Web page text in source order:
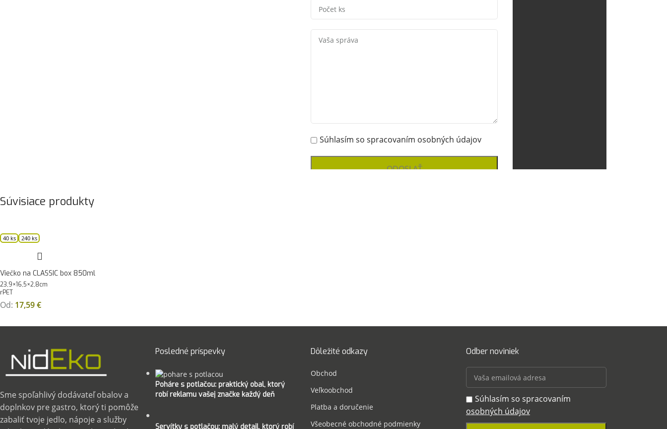
Súhlasím so spracovaním osobných údajov
Súvisiace produkty
40 ks 240 ks
Viečko na CLASSIC box 850ml
23,9×16,5×2,8cm
rPET
Od: 17,59€
Sme spoľahlivý dodávateľ obalov a
doplnkov pre gastro, ktorý ti pomôže
zabaliť tvoje jedlo, nápoje a služby
Posledné príspevky
Poháre s potlačou: praktický obal, ktorý
robí reklamu vašej značke každý deň
Servítky s potlačou: malý detail, ktorý robí
Dôležité odkazy
Obchod
Veľkoobchod
Platba a doručenie
Všeobecné obchodné podmienky
Odber noviniek
Súhlasím so spracovaním
osobných údajov